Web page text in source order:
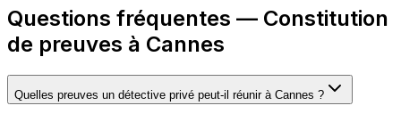
Questions fréquentes — Constitution
de preuves à Cannes
Quelles preuves un détective privé peut-il réunir à Cannes ?